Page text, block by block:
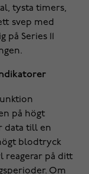
tysta timers,
svep med
Series 11
på högt
data till en
blodtryck
reagerar på ditt
Om